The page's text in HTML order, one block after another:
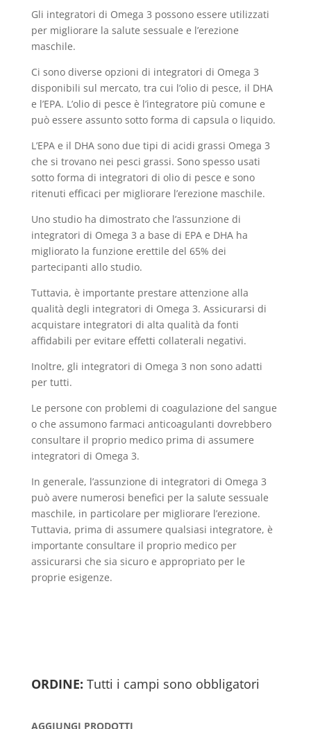
Gli integratori di Omega 3 possono essere utilizzati
per migliorare la salute sessuale e l’erezione
maschile.
Ci sono diverse opzioni di integratori di Omega 3
disponibili sul mercato, tra cui l’olio di pesce, il DHA
e l’EPA. L’olio di pesce è l’integratore più comune e
può essere assunto sotto forma di capsula o liquido.
L’EPA e il DHA sono due tipi di acidi grassi Omega 3
che si trovano nei pesci grassi. Sono spesso usati
sotto forma di integratori di olio di pesce e sono
ritenuti efficaci per migliorare l’erezione maschile.
Uno studio ha dimostrato che l’assunzione di
integratori di Omega 3 a base di EPA e DHA ha
migliorato la funzione erettile del 65% dei
partecipanti allo studio.
Tuttavia, è importante prestare attenzione alla
qualità degli integratori di Omega 3. Assicurarsi di
acquistare integratori di alta qualità da fonti
affidabili per evitare effetti collaterali negativi.
Inoltre, gli integratori di Omega 3 non sono adatti
per tutti.
Le persone con problemi di coagulazione del sangue
o che assumono farmaci anticoagulanti dovrebbero
consultare il proprio medico prima di assumere
integratori di Omega 3.
In generale, l’assunzione di integratori di Omega 3
può avere numerosi benefici per la salute sessuale
maschile, in particolare per migliorare l’erezione.
Tuttavia, prima di assumere qualsiasi integratore, è
importante consultare il proprio medico per
assicurarsi che sia sicuro e appropriato per le
proprie esigenze.
ORDINE: Tutti i campi sono obbligatori
AGGIUNGI PRODOTTI